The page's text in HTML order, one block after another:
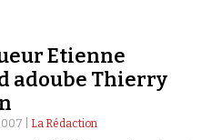
Etienne
adoube Thierry
| La Rédaction